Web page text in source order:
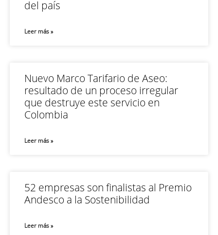
del país
Leer más »
Nuevo Marco Tarifario de Aseo:
resultado de un proceso irregular
que destruye este servicio en
Colombia
Leer más »
52 empresas son finalistas al Premio
Andesco a la Sostenibilidad
Leer más »